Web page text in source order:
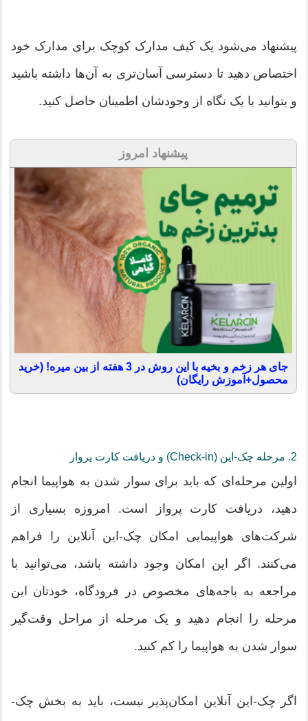
پیشنهاد می‌شود یک کیف مدارک کوچک برای مدارک خود
اختصاص دهید تا دسترسی آسان‌تری به آن‌ها داشته باشید
و بتوانید با یک نگاه از وجودشان اطمینان حاصل کنید.
پیشنهاد امروز
جای هر زخم و بخیه با این روش در 3 هفته از بین میره! (خرید
محصول+آموزش رایگان)
2. مرحله چک-این (Check-in) و دریافت کارت پرواز
اولین مرحله‌ای که باید برای سوار شدن به هواپیما انجام
دهید، دریافت کارت پرواز است. امروزه بسیاری از
شرکت‌های هواپیمایی امکان چک-این آنلاین را فراهم
می‌کنند. اگر این امکان وجود داشته باشد، می‌توانید با
مراجعه به باجه‌های مخصوص در فرودگاه، خودتان این
مرحله را انجام دهید و یک مرحله از مراحل وقت‌گیر
سوار شدن به هواپیما را کم کنید.
اگر چک-این آنلاین امکان‌پذیر نیست، باید به بخش چک-